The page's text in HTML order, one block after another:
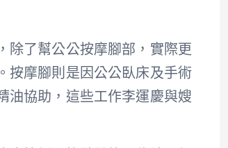
除了幫公公按摩腳部，實際更
按摩腳則是因公公臥床及手術
油協助，這些工作李運慶與嫂